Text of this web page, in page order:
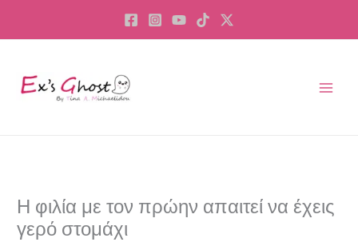
Η φιλία με τον πρώην απαιτεί να έχεις
γερό στομάχι